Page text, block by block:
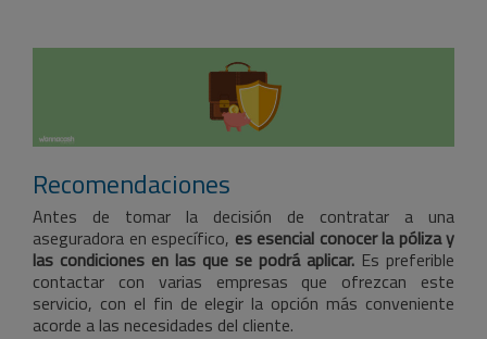
Recomendaciones
Antes de tomar la decisión de contratar a una
aseguradora en específico, es esencial conocer la póliza y
las condiciones en las que se podrá aplicar. Es preferible
contactar con varias empresas que ofrezcan este
servicio, con el fin de elegir la opción más conveniente
acorde a las necesidades del cliente.